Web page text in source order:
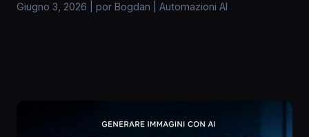
Giugno 3, 2026 por Bogdan Automazioni AI